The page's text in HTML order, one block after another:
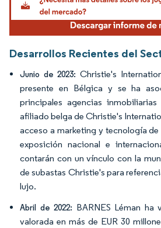
Desarrollos Recientes del
Junio de 2023: Christie's
presente en Bélgica y se ha
principales agencias
afiliado belga de Christie's
acceso a marketing y tecnología
exposición nacional e
contarán con un vínculo con la
de subastas Christie's para
lujo.
Abril de 2022: BARNES Léman ha
valorada en más de EUR 30